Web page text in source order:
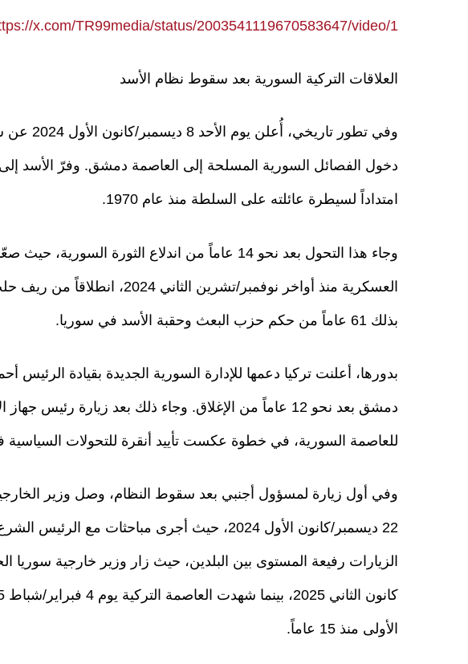
x.com/TR99media/status/2003541119670583647/video/1
العلاقات التركية السورية بعد سقوط نظام الأسد
وفي تطور
امتداداً لسيطرة عائلته على السلطة منذ عام 1970.
وجاء هذا التحول بعد نحو 14 عاماً من اندلاع الثورة
العسكرية منذ أواخر نوفمبر/تشرين
بذلك 61 عاماً من حكم حزب البعث وحقبة الأسد في سوريا.
بدورها، أعلنت تركيا دعمها للإدارة السورية الجديدة بقيادة
دمشق بعد نحو 12 عاماً من الإغلاق. وجاء ذلك بعد زيارة رئيس
للعاصمة السورية، في خطوة عكست تأييد أنقرة للتحولات السياسية
وفي أول زيارة لمسؤول أجنبي بعد سقوط النظام، وصل وزير
22 ديسمبر/كانون الأول 2024، حيث أجرى مباحثات
الأولى منذ 15 عاماً.